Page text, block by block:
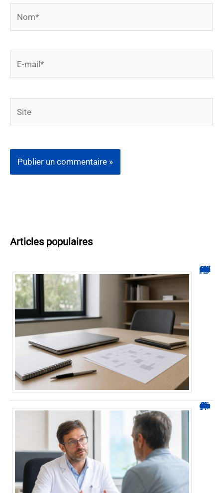
Articles populaires
Hyperplanning INSA CVL : comment suivre votre planning ?
Durée d’arrêt après un stent : des repères, pas une règle fixe